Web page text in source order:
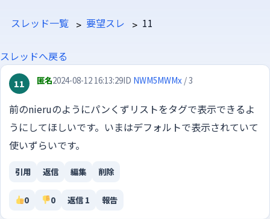
スレッド一覧 要望スレ 11
スレッドへ戻る
11 匿名2024-08-12 16:13:29ID NWM5MWMx / 3
前のnieruのようにパンくずリストをタグで表示できるよ
うにしてほしいです。いまはデフォルトで表示されていて
使いずらいです。
引用 返信 編集 削除
0 0 返信 1 報告